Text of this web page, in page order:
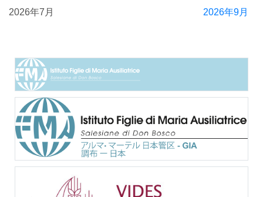
2026年7月 2026年9月